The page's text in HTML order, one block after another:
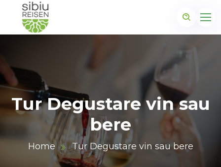
Tur Degustare vin sau
bere
Home Tur Degustare vin sau bere